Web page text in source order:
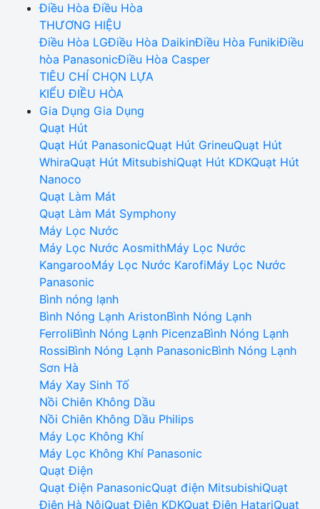
Điều Hòa Điều Hòa
THƯƠNG HIỆU
Điều Hòa LGĐiều Hòa DaikinĐiều Hòa FunikiĐiều
hòa PanasonicĐiều Hòa Casper
TIÊU CHÍ CHỌN LỰA
KIỂU ĐIỀU HÒA
Gia Dụng Gia Dụng
Quạt Hút
Quạt Hút PanasonicQuạt Hút GrineuQuạt Hút
WhiraQuạt Hút MitsubishiQuạt Hút KDKQuạt Hút
Nanoco
Quạt Làm Mát
Quạt Làm Mát Symphony
Máy Lọc Nước
Máy Lọc Nước AosmithMáy Lọc Nước
KangarooMáy Lọc Nước KarofiMáy Lọc Nước
Panasonic
Bình nóng lạnh
Bình Nóng Lạnh AristonBình Nóng Lạnh
FerroliBình Nóng Lạnh PicenzaBình Nóng Lạnh
RossiBình Nóng Lạnh PanasonicBình Nóng Lạnh
Sơn Hà
Máy Xay Sinh Tố
Nồi Chiên Không Dầu
Nồi Chiên Không Dầu Philips
Máy Lọc Không Khí
Máy Lọc Không Khí Panasonic
Quạt Điện
Quạt Điện PanasonicQuạt điện MitsubishiQuạt
Điện Hà NộiQuạt Điện KDKQuạt Điện HatariQuạt